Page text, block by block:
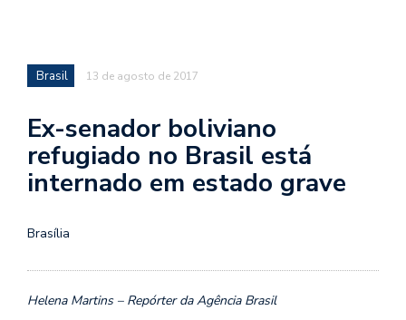
Brasil 13 de agosto de 2017
Ex-senador boliviano
refugiado no Brasil está
internado em estado grave
Brasília
Helena Martins – Repórter da Agência Brasil